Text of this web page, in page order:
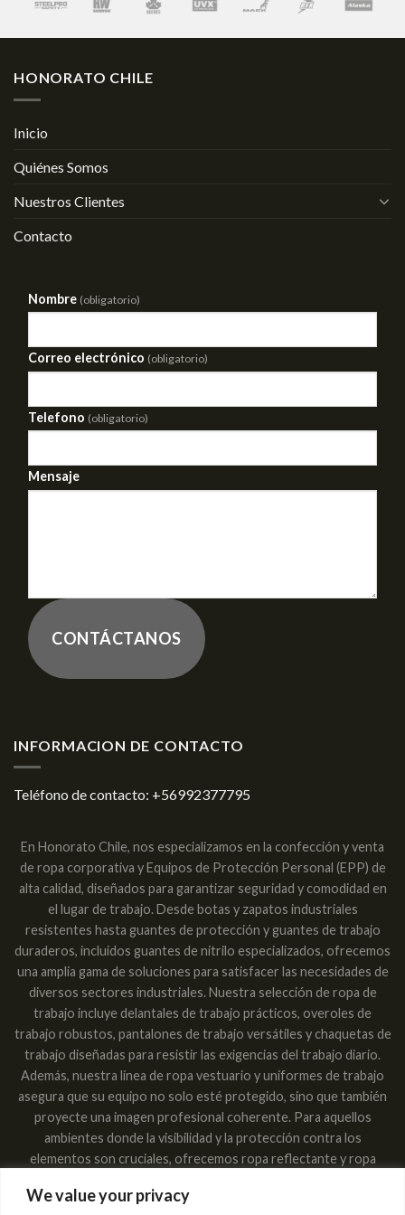
We value your privacy
HONORATO CHILE
Inicio
Quiénes Somos
Nuestros Clientes
Contacto
Nombre (obligatorio)
Correo electrónico (obligatorio)
Telefono (obligatorio)
Mensaje
CONTÁCTANOS
INFORMACION DE CONTACTO
Teléfono de contacto: +56992377795
En Honorato Chile, nos especializamos en la confección y venta
de ropa corporativa y Equipos de Protección Personal (EPP) de
alta calidad, diseñados para garantizar seguridad y comodidad en
el lugar de trabajo. Desde botas y zapatos industriales
resistentes hasta guantes de protección y guantes de trabajo
duraderos, incluidos guantes de nitrilo especializados, ofrecemos
una amplia gama de soluciones para satisfacer las necesidades de
diversos sectores industriales. Nuestra selección de ropa de
trabajo incluye delantales de trabajo prácticos, overoles de
trabajo robustos, pantalones de trabajo versátiles y chaquetas de
trabajo diseñadas para resistir las exigencias del trabajo diario.
Además, nuestra línea de ropa vestuario y uniformes de trabajo
asegura que su equipo no solo esté protegido, sino que también
proyecte una imagen profesional coherente. Para aquellos
ambientes donde la visibilidad y la protección contra los
elementos son cruciales, ofrecemos ropa reflectante y ropa
estén secos en cualquier condición. Las máscaras respiratorias,